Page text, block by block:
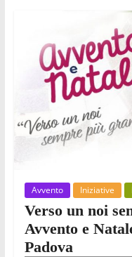
Avvento Iniziative
Verso un noi
Avvento e
Padova